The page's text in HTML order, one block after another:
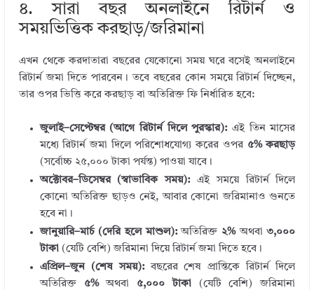
৪. সারা বছর অনলাইনে রিটার্ন ও
সময়ভিত্তিক করছাড়/জরিমানা
এখন থেকে করদাতারা বছরের যেকোনো সময় ঘরে বসেই অনলাইনে
রিটার্ন জমা দিতে পারবেন। তবে বছরের কোন সময়ে রিটার্ন দিচ্ছেন,
তার ওপর ভিত্তি করে করছাড় বা অতিরিক্ত ফি নির্ধারিত হবে:
জুলাই–সেপ্টেম্বর (আগে রিটার্ন দিলে পুরস্কার):এই তিন মাসের
মধ্যে রিটার্ন জমা দিলে পরিশোধযোগ্য করের ওপর ৫% করছাড়
(সর্বোচ্চ ২৫,০০০ টাকা পর্যন্ত) পাওয়া যাবে।
অক্টোবর–ডিসেম্বর (স্বাভাবিক সময়):এই সময়ে রিটার্ন দিলে
কোনো অতিরিক্ত ছাড়ও নেই, আবার কোনো জরিমানাও গুনতে
হবে না।
জানুয়ারি–মার্চ (দেরি হলে মাশুল):অতিরিক্ত ২%অথবা৩,০০০
টাকা(যেটি বেশি) জরিমানা দিয়ে রিটার্ন জমা দিতে হবে।
এপ্রিল–জুন (শেষ সময়):বছরের শেষ প্রান্তিকে রিটার্ন দিলে
অতিরিক্ত ৫%অথবা ৫,০০০ টাকা(যেটি বেশি) জরিমানা